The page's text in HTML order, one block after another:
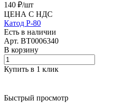
140 ₽/шт
ЦЕНА С НДС
Катод Р-80
Есть в наличии
Арт. BT0006340
В корзину
Купить в 1 клик
Быстрый просмотр